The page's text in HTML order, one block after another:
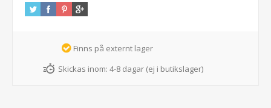
Finns på externt lager
Skickas inom: 4-8 dagar (ej i butikslager)